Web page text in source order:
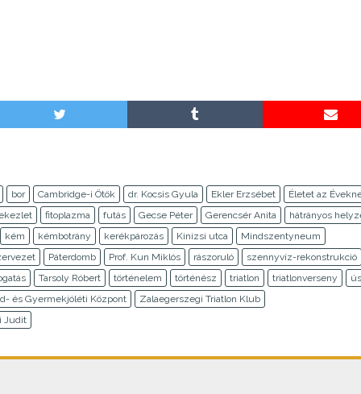
bor Cambridge-i Ötök dr. Kocsis Gyula Ekler Erzsébet
Életet az
fitoplazma futás Gecse Péter Gerencsér Anita
hátrányos
kém kémbotrány kerékpározás Kinizsi utca
Mindszentyneum
Páterdomb Prof. Kun Miklós rászoruló
szennyvíz-rekonstrukció
Tarsoly Róbert történelem történész triatlon triatlonverseny
és Gyermekjóléti Központ
Zalaegerszegi Triatlon Klub
Judit